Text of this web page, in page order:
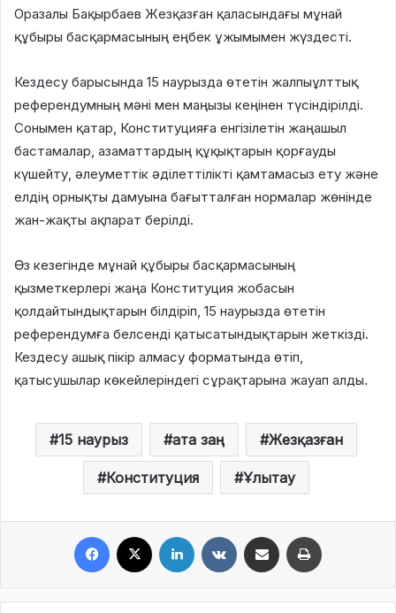
Оразалы Бақырбаев Жезқазған қаласындағы мұнай
құбыры басқармасының еңбек ұжымымен жүздесті.
Кездесу барысында 15 наурызда өтетін жалпыұлттық
референдумның мәні мен маңызы кеңінен түсіндірілді.
Сонымен қатар, Конституцияға енгізілетін жаңашыл
бастамалар, азаматтардың құқықтарын қорғауды
күшейту, әлеуметтік әділеттілікті қамтамасыз ету және
елдің орнықты дамуына бағытталған нормалар жөнінде
жан-жақты ақпарат берілді.
Өз кезегінде мұнай құбыры басқармасының
қызметкерлері жаңа Конституция жобасын
қолдайтындықтарын білдіріп, 15 наурызда өтетін
референдумға белсенді қатысатындықтарын жеткізді.
Кездесу ашық пікір алмасу форматында өтіп,
қатысушылар көкейлеріндегі сұрақтарына жауап алды.
15 наурыз ата заң Жезқазған
Конституция Ұлытау